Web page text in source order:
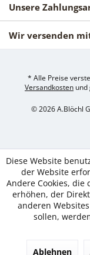
Unsere
Wir versenden
* Alle Preise
Versandkosten und
© 2026 A.Blöchl
Diese Website
der Website
Andere Cookies, die
erhöhen, der
anderen
sollen,
Ablehnen